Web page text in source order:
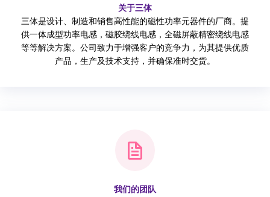
关于三体
三体是设计、制造和销售高性能的磁性功率元器件的厂商。提
供一体成型功率电感，磁胶绕线电感，全磁屏蔽精密绕线电感
等等解决方案。公司致力于增强客户的竞争力，为其提供优质
产品，生产及技术支持，并确保准时交货。
我们的团队